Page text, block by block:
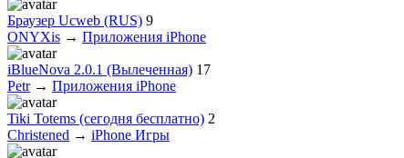
Браузер Ucweb (RUS) 9
ONYXis → Приложения iPhone
iBlueNova 2.0.1 (Вылеченная) 17
Petr→ Приложения iPhone
Tiki Totems (сегодня бесплатно) 2
Christened → iPhone Игры